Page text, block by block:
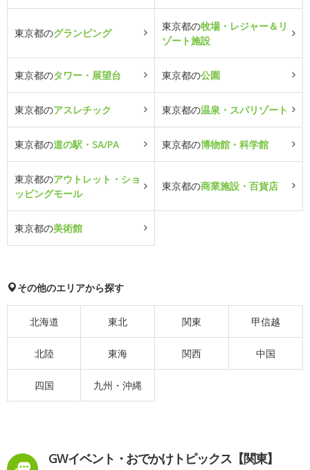
東京都のグランピング
東京都の牧場・レジャー＆リ
ゾート施設
東京都のタワー・展望台 東京都の公園
東京都のアスレチック 東京都の温泉・スパリゾート
東京都の道の駅・SA/PA 東京都の博物館・科学館
東京都のアウトレット・ショ
ッピングモール
東京都の商業施設・百貨店
東京都の美術館
その他のエリアから探す
北海道 東北 関東 甲信越
北陸 東海 関西 中国
四国 九州・沖縄
GWイベント・おでかけトピックス【関東】